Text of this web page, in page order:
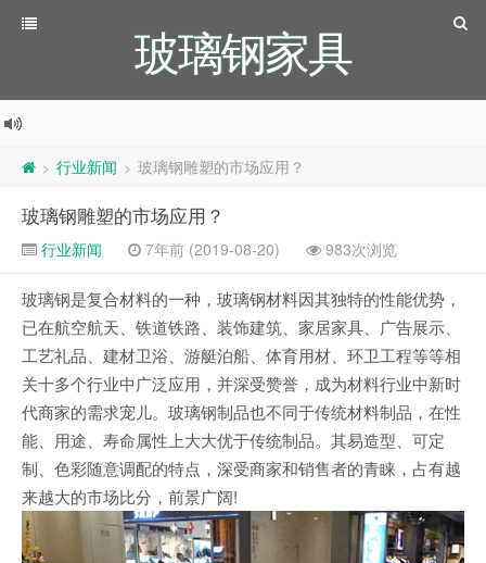
玻璃钢家具
> 行业新闻 > 玻璃钢雕塑的市场应用？
玻璃钢雕塑的市场应用？
行业新闻 7年前 (2019-08-20) 983次浏览
玻璃钢是复合材料的一种，玻璃钢材料因其独特的性能优势，
已在航空航天、铁道铁路、装饰建筑、家居家具、广告展示、
工艺礼品、建材卫浴、游艇泊船、体育用材、环卫工程等等相
关十多个行业中广泛应用，并深受赞誉，成为材料行业中新时
代商家的需求宠儿。玻璃钢制品也不同于传统材料制品，在性
能、用途、寿命属性上大大优于传统制品。其易造型、可定
制、色彩随意调配的特点，深受商家和销售者的青睐，占有越
来越大的市场比分，前景广阔!